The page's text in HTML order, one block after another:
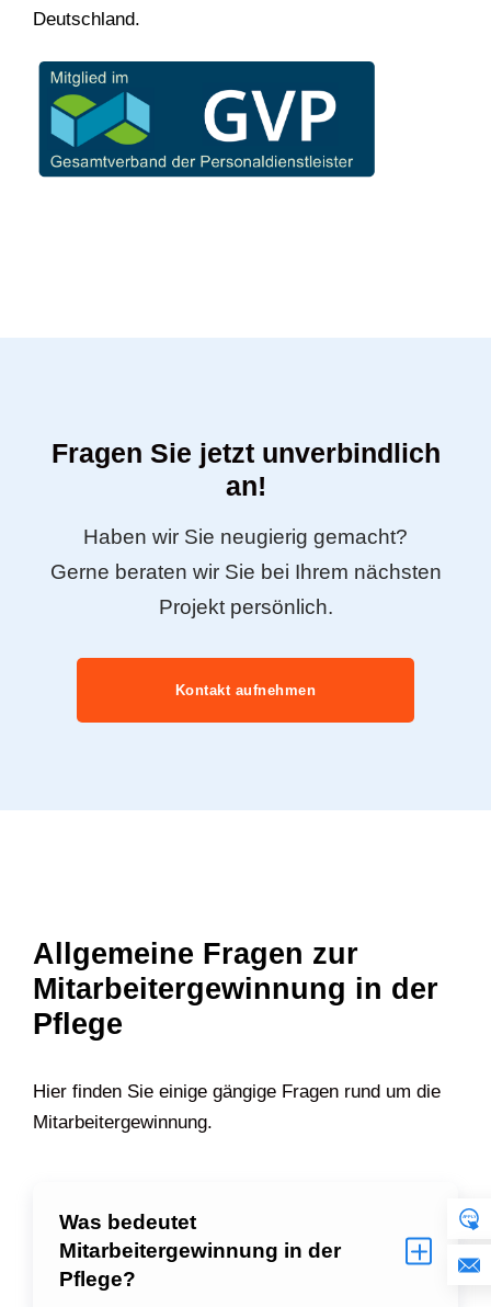
Deutschland.
Fragen Sie jetzt unverbindlich
an!
Haben wir Sie neugierig gemacht?
Gerne beraten wir Sie bei Ihrem nächsten
Projekt persönlich.
Kontakt aufnehmen
Allgemeine Fragen zur
Mitarbeitergewinnung in der
Pflege
Hier finden Sie einige gängige Fragen rund um die
Mitarbeitergewinnung.
Was bedeutet
Mitarbeitergewinnung in der
Pflege?